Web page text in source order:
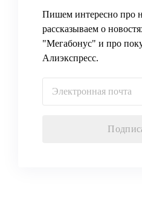
Пишем интересно про
рассказываем о
"Мегабонус" и про
Алиэкспресс.